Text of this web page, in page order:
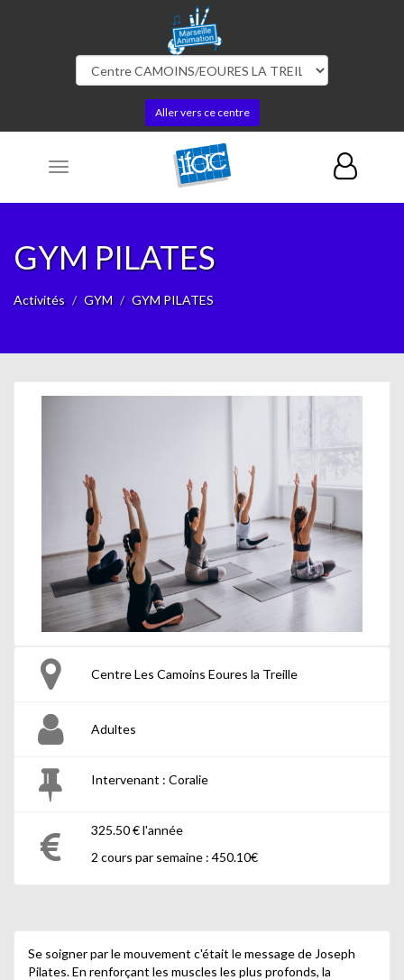
Aller vers ce centre
Toggle
GYM PILATES
Activités GYM GYM PILATES
Centre Les Camoins Eoures la Treille
Adultes
Intervenant : Coralie
325.50 € l'année
2 cours par semaine : 450.10€
Se soigner par le mouvement c'était le message de Joseph
Pilates. En renforçant les muscles les plus profonds, la